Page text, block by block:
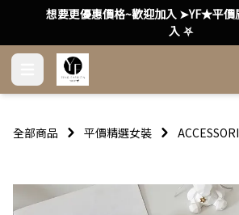
想要更優惠價格~歡迎加入 ➤YF★平價
入 ⛧
全部商品 平價精選女裝